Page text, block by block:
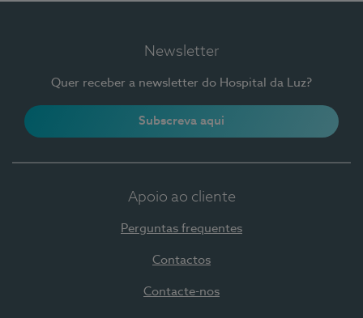
Newsletter
Quer receber a newsletter do Hospital da Luz?
Subscreva aqui
Apoio ao cliente
Perguntas frequentes
Contactos
Contacte-nos